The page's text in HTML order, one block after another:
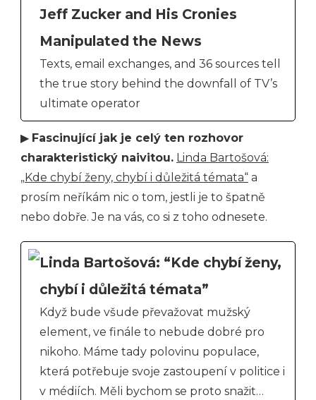
Jeff Zucker and His Cronies
Manipulated the News
Texts, email exchanges, and 36 sources tell
the true story behind the downfall of TV’s
ultimate operator
▶ Fascinující jak je celý ten rozhovor
charakteristický naivitou. Linda Bartošová:
„Kde chybí ženy, chybí i důležitá témata“ a
prosím neříkám nic o tom, jestli je to špatně
nebo dobře. Je na vás, co si z toho odnesete.
Linda Bartošová: “Kde chybí ženy,
chybí i důležitá témata”
Když bude všude převažovat mužský
element, ve finále to nebude dobré pro
nikoho. Máme tady polovinu populace,
která potřebuje svoje zastoupení v politice i
v médiích. Měli bychom se proto snažit…